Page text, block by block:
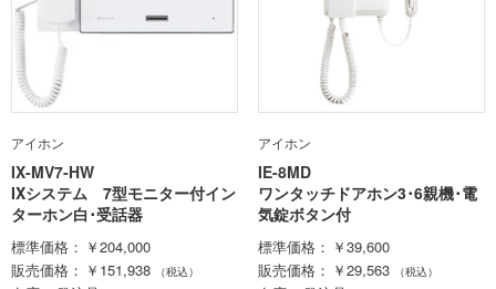
アイホン
IX-MV7-HW
IXシステム 7型モニター付イン
ターホン白･受話器
標準価格
￥204,000
販売価格
￥151,938 （税込）
アイホン
IE-8MD
ワンタッチドアホン3･6親機･電
気錠ボタン付
標準価格
￥39,600
販売価格
￥29,563 （税込）